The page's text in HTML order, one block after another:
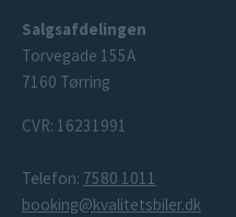
Salgsafdelingen
Torvegade 155A
7160 Tørring
CVR: 16231991
Telefon: 7580 1011
booking@kvalitetsbiler.dk